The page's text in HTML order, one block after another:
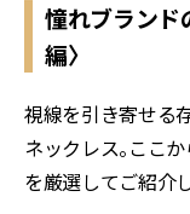
憧れブランド
編〉
視線を引き寄せる
ネックレス。ここ
を厳選してご紹介